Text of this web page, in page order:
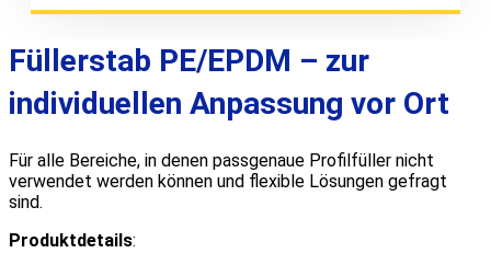
Füllerstab PE/EPDM – zur
individuellen Anpassung vor Ort
Für alle Bereiche, in denen passgenaue Profilfüller nicht
verwendet werden können und flexible Lösungen gefragt
sind.
Produktdetails: